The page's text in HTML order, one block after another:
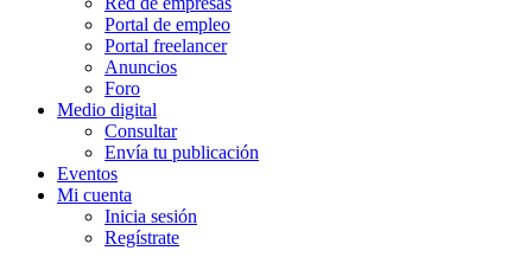
Portal de empleo
Portal freelancer
Anuncios
Foro
Medio digital
Consultar
Envía tu publicación
Eventos
Mi cuenta
Inicia sesión
Regístrate